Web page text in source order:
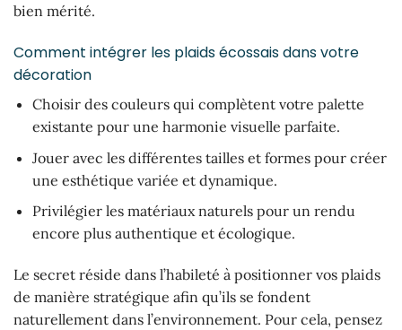
bien mérité.
Comment intégrer les plaids écossais dans votre
décoration
Choisir des couleurs qui complètent votre palette
existante pour une harmonie visuelle parfaite.
Jouer avec les différentes tailles et formes pour créer
une esthétique variée et dynamique.
Privilégier les matériaux naturels pour un rendu
encore plus authentique et écologique.
Le secret réside dans l’habileté à positionner vos plaids
de manière stratégique afin qu’ils se fondent
naturellement dans l’environnement. Pour cela, pensez